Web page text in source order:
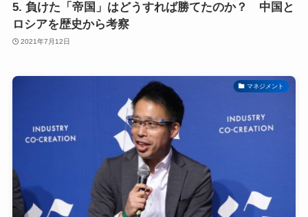
5. 負けた「帝国」はどうすれば勝てたのか？ 中国と
ロシアを歴史から考察
2021年7月12日
マネジメント